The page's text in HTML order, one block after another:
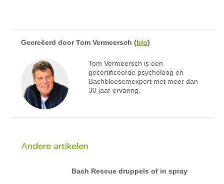
Gecreëerd doorTom Vermeersch (bio)
Tom Vermeersch is een
gecertificeerde psycholoog en
Bachbloesemexpert met meer dan
30 jaar ervaring.
Andere artikelen
Bach Rescue druppels of in spray